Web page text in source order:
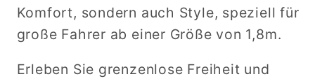
Komfort, sondern auch Style, speziell für
große Fahrer ab einer Größe von 1,8m.
Erleben Sie grenzenlose Freiheit und